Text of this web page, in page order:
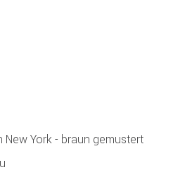
New York - braun gemustert